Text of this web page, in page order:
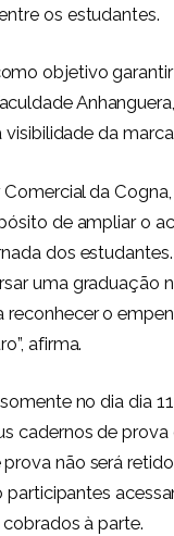
os estudantes.
objetivo
da
da
de ampliar o
dos
uma graduação
reconhecer o
afirma.
no dia dia
cadernos de
não será
participantes
à parte.